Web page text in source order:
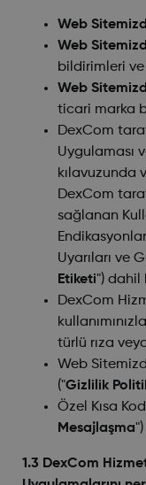
Web
Web
bildirimleri
Web
ticari marka
​​DexCom
Uygulaması
kılavuzunda
DexCom
sağlanan
Uyarıları ve
Etiketi") dahil
DexCom
türlü rıza
Web
("Gizlilik
Özel Kısa
Mesajlaşma")
1.3 DexCom